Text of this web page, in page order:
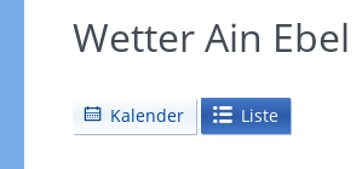
Wetter Ain Ebel
Kalender Liste